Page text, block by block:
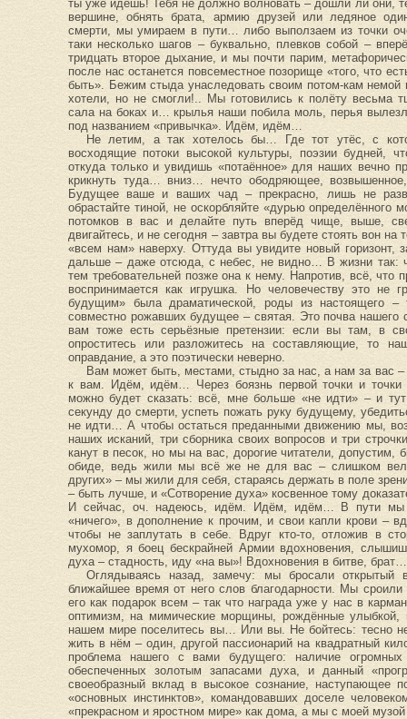
ты уже идёшь! Тебя не должно волновать – дошли ли они,
вершине, обнять брата, армию друзей или ледяное
смерти, мы умираем в пути… либо выползаем из точки
таки несколько шагов – буквально, плевков собой –
тридцать второе дыхание, и мы почти парим,
после нас останется повсеместное позорище «того, что
быть». Бежим стыда унаследовать своим потом-кам
хотели, но не смогли!.. Мы готовились к полёту весьма
сала на боках и… крылья наши побила моль, перья
под названием «привычка». Идём, идём…
Не летим, а так хотелось бы… Где тот утёс, с
восходящие потоки высокой культуры, поэзии будней,
откуда только и увидишь «потаённое» для наших вечно
крикнуть туда… вниз… нечто ободряющее,
Будущее ваше и ваших чад – прекрасно, лишь не
обрастайте тиной, не оскорбляйте «дурью определённого
потомков в вас и делайте путь вперёд чище, выше,
двигайтесь, и не сегодня – завтра вы будете стоять вон
«всем нам» наверху. Оттуда вы увидите новый
дальше – даже отсюда, с небес, не видно… В жизни так:
тем требовательней позже она к нему. Напротив, всё, что
воспринимается как игрушка. Но человечеству это не
будущим» была драматической, роды из настоящего
совместно рожавших будущее – святая. Это почва нашего
вам тоже есть серьёзные претензии: если вы там, в
опроститесь или разложитесь на составляющие, то
оправдание, а это поэтически неверно.
Вам может быть, местами, стыдно за нас, а нам за вас
к вам. Идём, идём… Через боязнь первой точки и точки
можно будет сказать: всё, мне больше «не идти» – и
секунду до смерти, успеть пожать руку будущему,
не идти… А чтобы остаться преданными движению мы,
наших исканий, три сборника своих вопросов и три
канут в песок, но мы на вас, дорогие читатели, допустим,
обиде, ведь жили мы всё же не для вас – слишком
других» – мы жили для себя, стараясь держать в поле
– быть лучше, и «Сотворение духа» косвенное тому
И сейчас, оч. надеюсь, идём. Идём, идём… В пути мы
«ничего», в дополнение к прочим, и свои капли крови –
чтобы не заплутать в себе. Вдруг кто-то, отложив в
мухомор, я боец бескрайней Армии вдохновения,
духа – стадность, иду «на вы»! Вдохновения в битве, брат…
Оглядываясь назад, замечу: мы бросали
ближайшее время от него слов благодарности. Мы
его как подарок всем – так что награда уже у нас в
оптимизм, на мимические морщины, рождённые
нашем мире поселитесь вы… Или вы. Не бойтесь: тесно
жить в нём – один, другой пассионарий на квадратный
проблема нашего с вами будущего: наличие огромных
обеспеченных золотым запасами духа, и данный
своеобразный вклад в высокое сознание, наступающее
«основных инстинктов», командовавших доселе
«прекрасном и яростном мире» как дома, а мы с моей